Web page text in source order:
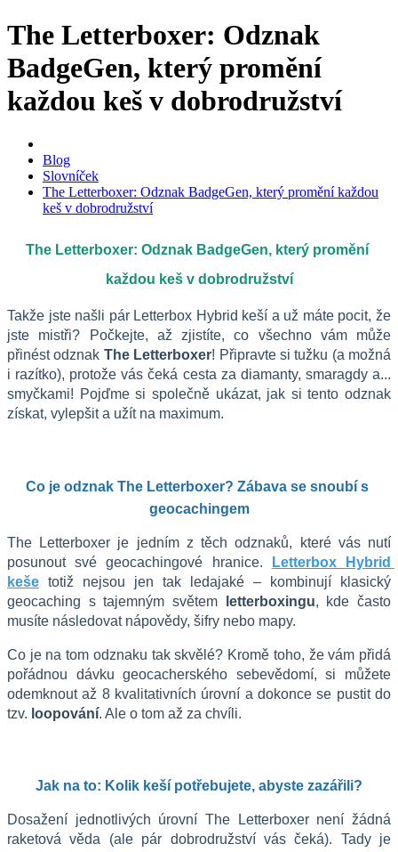
The Letterboxer: Odznak
BadgeGen, který promění
každou keš v dobrodružství
Blog
Slovníček
The Letterboxer: Odznak BadgeGen, který promění každou
keš v dobrodružství
The Letterboxer: Odznak BadgeGen, který promění
každou keš v dobrodružství
Takže jste našli pár Letterbox Hybrid keší a už máte pocit, že
jste mistři? Počkejte, až zjistíte, co všechno vám může
přinést odznak The Letterboxer! Připravte si tužku (a možná
i razítko), protože vás čeká cesta za diamanty, smaragdy a...
smyčkami! Pojďme si společně ukázat, jak si tento odznak
získat, vylepšit a užít na maximum.
Co je odznak The Letterboxer? Zábava se snoubí s
geocachingem
The Letterboxer je jedním z těch odznaků, které vás nutí
posunout své geocachingové hranice.
Letterbox Hybrid
keše totiž nejsou jen tak ledajaké – kombinují klasický
geocaching s tajemným světem
letterboxingu, kde často
musíte následovat nápovědy, šifry nebo mapy.
Co je na tom odznaku tak skvělé? Kromě toho, že vám přidá
pořádnou dávku geocacherského sebevědomí, si můžete
odemknout až 8 kvalitativních úrovní a dokonce se pustit do
tzv. loopování. Ale o tom až za chvíli.
Jak na to: Kolik keší potřebujete, abyste zazářili?
Dosažení jednotlivých úrovní The Letterboxer není žádná
raketová věda (ale pár dobrodružství vás čeká). Tady je